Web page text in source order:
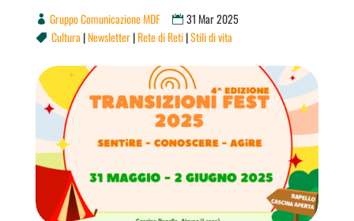
Gruppo Comunicazione MDF 31 Mar 2025
 Cultura |Newsletter|Rete di Reti|Stili di vita